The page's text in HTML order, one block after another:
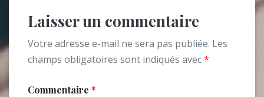
Laisser un commentaire
Votre adresse e-mail ne sera pas publiée. Les
champs obligatoires sont indiqués avec*
Commentaire *